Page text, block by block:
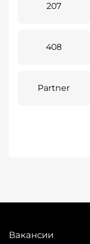
207
408
Partner
Вакансии